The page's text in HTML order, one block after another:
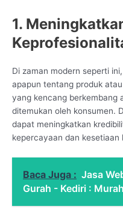
1.
Di zaman modern seperti
apapun tentang produk
yang kencang berkembang
ditemukan oleh konsumen.
dapat meningkatkan
kepercayaan dan kesetiaan
Baca Juga : Jasa
Gurah - Kediri :